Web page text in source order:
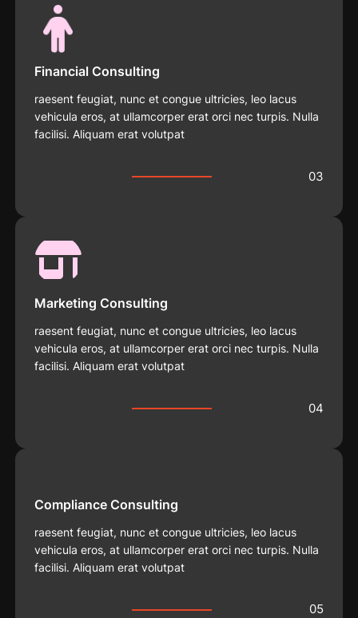
Financial Consulting
raesent feugiat, nunc et congue ultricies, leo lacus
vehicula eros, at ullamcorper erat orci nec turpis. Nulla
facilisi. Aliquam erat volutpat
03
Marketing Consulting
raesent feugiat, nunc et congue ultricies, leo lacus
vehicula eros, at ullamcorper erat orci nec turpis. Nulla
facilisi. Aliquam erat volutpat
04
Compliance Consulting
raesent feugiat, nunc et congue ultricies, leo lacus
vehicula eros, at ullamcorper erat orci nec turpis. Nulla
facilisi. Aliquam erat volutpat
05